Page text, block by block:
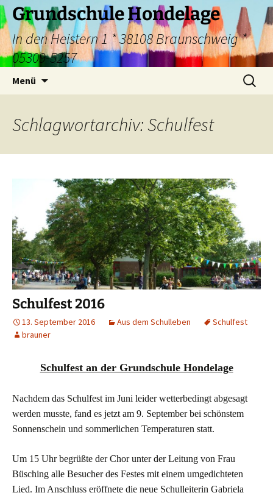
Zum
Inhalt
springen
Grundschule Hondelage
In den Heistern 1 * 38108 Braunschweig *
05309-5257
Menü
Suchen
nach:
Schlagwortarchiv: Schulfest
Schulfest 2016
13. September 2016 Aus dem Schulleben
Schulfest
brauner
Schulfest an der Grundschule Hondelage
Nachdem das Schulfest im Juni leider wetterbedingt abgesagt
werden musste, fand es jetzt am 9. September bei schönstem
Sonnenschein und sommerlichen Temperaturen statt.
Um 15 Uhr begrüßte der Chor unter der Leitung von Frau
Büsching alle Besucher des Festes mit einem umgedichteten
Lied. Im Anschluss eröffnete die neue Schulleiterin Gabriela